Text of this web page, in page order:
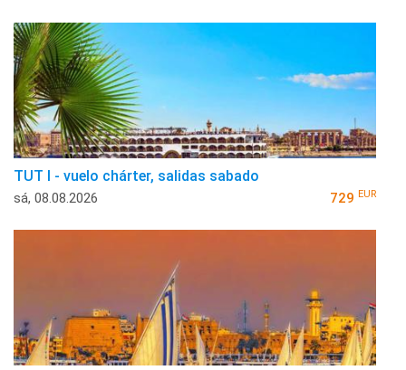
TUT I - vuelo chárter, salidas sabado
sá, 08.08.2026 729 EUR